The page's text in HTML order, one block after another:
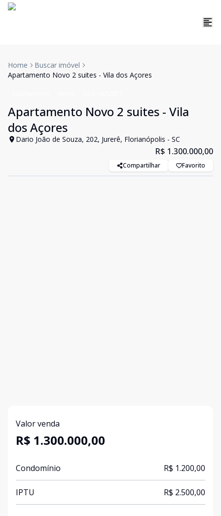
Home
Buscar imóvel
Apartamento Novo 2 suites - Vila dos Açores
Apartamento Novo 2 suites - Vila
dos Açores
Dario João de Souza, 202, Jurerê, Florianópolis - SC
R$ 1.300.000,00
Compartilhar Favorito
Valor venda
R$ 1.300.000,00
Condomínio R$ 1.200,00
IPTU R$ 2.500,00